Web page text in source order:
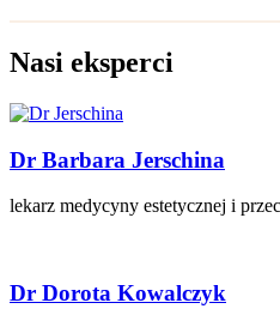
Nasi eksperci
Dr Barbara Jerschina
lekarz medycyny estetycznej i
Dr Dorota Kowalczyk